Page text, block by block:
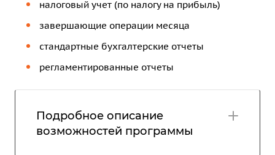
налоговый учет (по налогу на прибыль)
завершающие операции месяца
стандартные бухгалтерские отчеты
регламентированные отчеты
Подробное описание
возможностей программы